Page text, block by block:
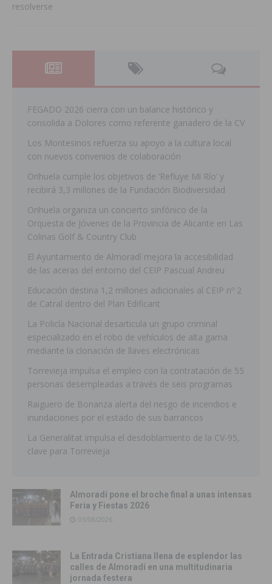
resolverse
FEGADO 2026 cierra con un balance histórico y
consolida a Dolores como referente ganadero de la CV
Los Montesinos refuerza su apoyo a la cultura local
con nuevos convenios de colaboración
Orihuela cumple los objetivos de ‘Refluye Mi Río’ y
recibirá 3,3 millones de la Fundación Biodiversidad
Orihuela organiza un concierto sinfónico de la
Orquesta de Jóvenes de la Provincia de Alicante en Las
Colinas Golf & Country Club
El Ayuntamiento de Almoradí mejora la accesibilidad
de las aceras del entorno del CEIP Pascual Andreu
Educación destina 1,2 millones adicionales al CEIP nº 2
de Catral dentro del Plan Edificant
La Policía Nacional desarticula un grupo criminal
especializado en el robo de vehículos de alta gama
mediante la clonación de llaves electrónicas
Torrevieja impulsa el empleo con la contratación de 55
personas desempleadas a través de seis programas
Raiguero de Bonanza alerta del riesgo de incendios e
inundaciones por el estado de sus barrancos
La Generalitat impulsa el desdoblamiento de la CV-95,
clave para Torrevieja
Almoradí pone el broche final a unas intensas
Feria y Fiestas 2026
03/08/2026
La Entrada Cristiana llena de esplendor las
calles de Almoradí en una multitudinaria
jornada festera